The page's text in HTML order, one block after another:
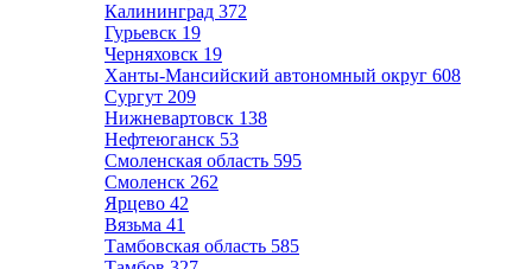
Калининград 372
Гурьевск 19
Черняховск 19
Ханты-Мансийский автономный округ 608
Сургут 209
Нижневартовск 138
Нефтеюганск 53
Смоленская область 595
Смоленск 262
Ярцево 42
Вязьма 41
Тамбовская область 585